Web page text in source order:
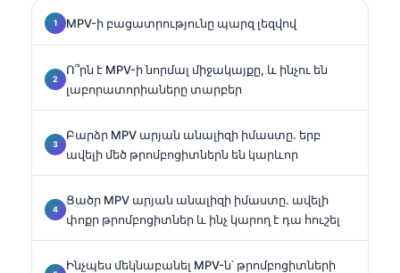
MPV-ի բացատրությունը պարզ լեզվով
Ո՞րն է MPV-ի նորմալ միջակայքը, և ինչու են
լաբորատորիաները տարբեր
Բարձր MPV արյան անալիզի իմաստը. երբ
ավելի մեծ թրոմբոցիտներն են կարևոր
Ցածր MPV արյան անալիզի իմաստը. ավելի
փոքր թրոմբոցիտներ և ինչ կարող է դա հուշել
Ինչպես մեկնաբանել MPV-ն՝ թրոմբոցիտների